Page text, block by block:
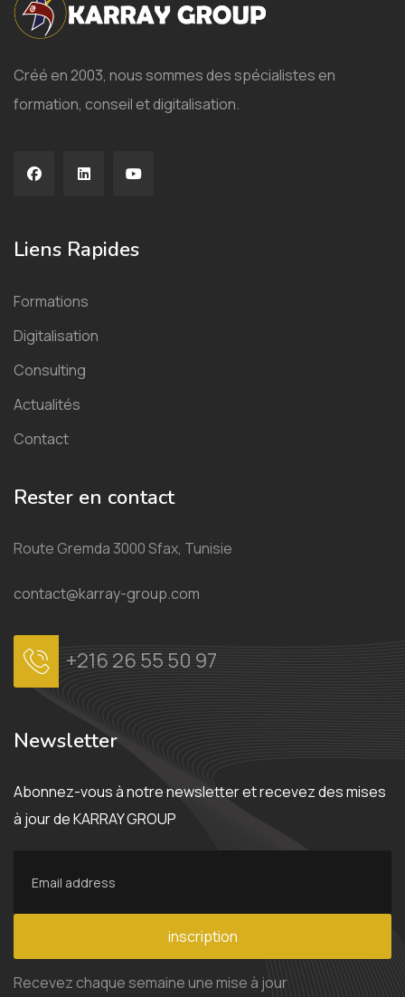
Créé en 2003, nous sommes des spécialistes en
formation, conseil et digitalisation.
Liens Rapides
Formations
Digitalisation
Consulting
Actualités
Contact
Rester en contact
Route Gremda 3000 Sfax, Tunisie
contact@karray-group.com
+216 26 55 50 97
Newsletter
Abonnez-vous à notre newsletter et recevez des mises
à jour de KARRAY GROUP
inscription
Recevez chaque semaine une mise à jour